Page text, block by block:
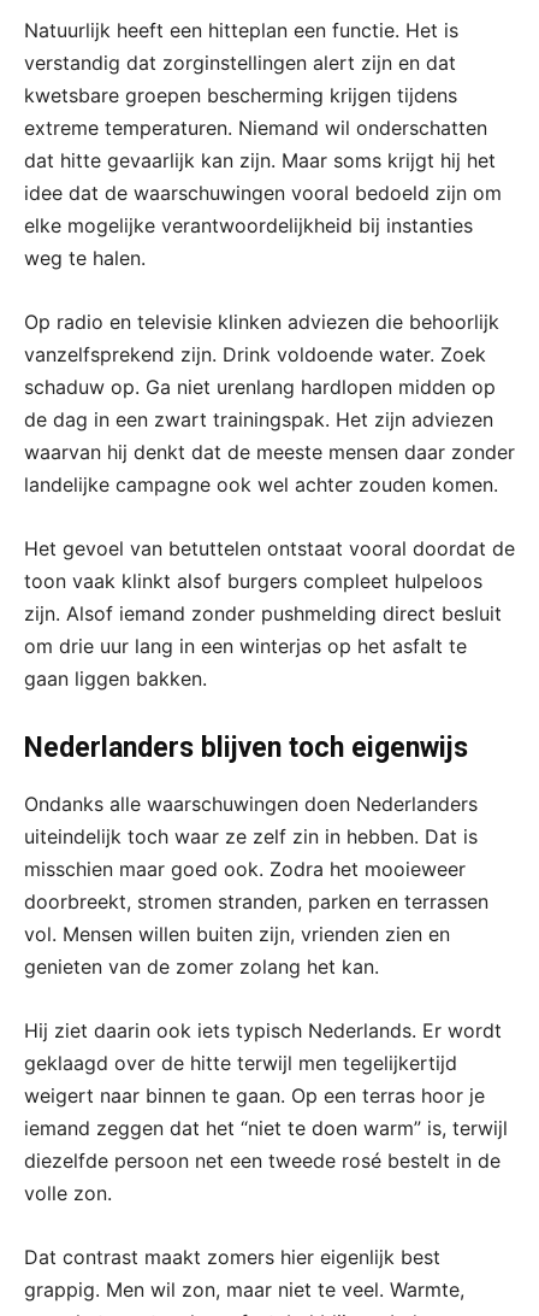
Natuurlijk heeft een hitteplan een functie. Het is
verstandig dat zorginstellingen alert zijn en dat
kwetsbare groepen bescherming krijgen tijdens
extreme temperaturen. Niemand wil onderschatten
dat hitte gevaarlijk kan zijn. Maar soms krijgt hij het
idee dat de waarschuwingen vooral bedoeld zijn om
elke mogelijke verantwoordelijkheid bij instanties
weg te halen.
Op radio en televisie klinken adviezen die behoorlijk
vanzelfsprekend zijn. Drink voldoende water. Zoek
schaduw op. Ga niet urenlang hardlopen midden op
de dag in een zwart trainingspak. Het zijn adviezen
waarvan hij denkt dat de meeste mensen daar zonder
landelijke campagne ook wel achter zouden komen.
Het gevoel van betuttelen ontstaat vooral doordat de
toon vaak klinkt alsof burgers compleet hulpeloos
zijn. Alsof iemand zonder pushmelding direct besluit
om drie uur lang in een winterjas op het asfalt te
gaan liggen bakken.
Nederlanders blijven toch eigenwijs
Ondanks alle waarschuwingen doen Nederlanders
uiteindelijk toch waar ze zelf zin in hebben. Dat is
misschien maar goed ook. Zodra het mooieweer
doorbreekt, stromen stranden, parken en terrassen
vol. Mensen willen buiten zijn, vrienden zien en
genieten van de zomer zolang het kan.
Hij ziet daarin ook iets typisch Nederlands. Er wordt
geklaagd over de hitte terwijl men tegelijkertijd
weigert naar binnen te gaan. Op een terras hoor je
iemand zeggen dat het “niet te doen warm” is, terwijl
diezelfde persoon net een tweede rosé bestelt in de
volle zon.
Dat contrast maakt zomers hier eigenlijk best
grappig. Men wil zon, maar niet te veel. Warmte,